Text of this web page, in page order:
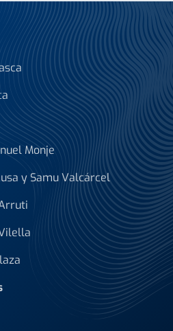
Monje
y Samu Valcárcel